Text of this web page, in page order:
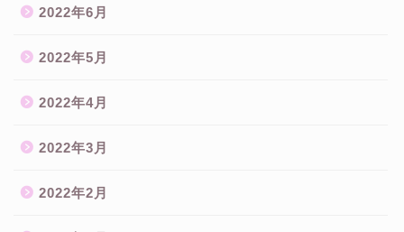
2022年6月
2022年5月
2022年4月
2022年3月
2022年2月